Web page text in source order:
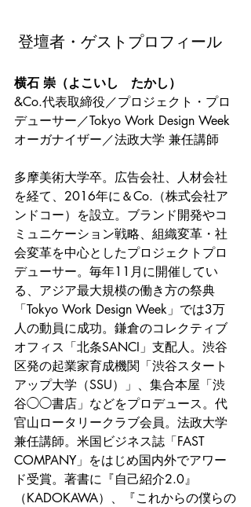
登壇者・ゲストプロフィール
横石 崇（よこいし　たかし）
&Co.代表取締役／プロジェクト・プロ
デューサー／Tokyo Work Design Week
オーガナイザー／法政大学 兼任講師
多摩美術大学卒。広告会社、人材会社
を経て、2016年に＆Co.（株式会社ア
ンドコー）を設立。ブランド開発やコ
ミュニケーション戦略、組織変革・社
会変革を中心としたプロジェクトプロ
デューサー。毎年11月に開催してい
る、アジア最大規模の働き方の祭典
「Tokyo Work Design Week」では3万
人の動員に成功。鎌倉のコレクティブ
オフィス「北条SANCI」支配人。渋谷
区発の起業家育成機関「渋谷スタート
アップ大学（SSU）」、集合本屋「渋
谷◯◯書店」などをプロデュース。代
官山ロータリークラブ会員。法政大学
兼任講師。米国ビジネス誌「FAST
COMPANY」をはじめ国内外でアワー
ド受賞。著書に『自己紹介2.0』
（KADOKAWA）、『これからの僕らの